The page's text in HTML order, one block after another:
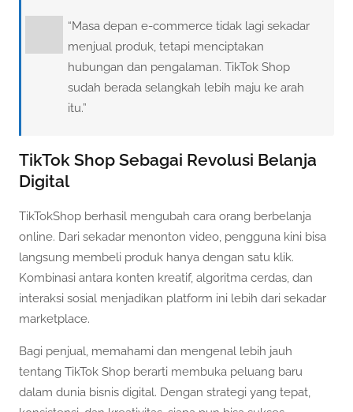
“Masa depan e-commerce tidak lagi sekadar
menjual produk, tetapi menciptakan
hubungan dan pengalaman. TikTok Shop
sudah berada selangkah lebih maju ke arah
itu.”
TikTok Shop Sebagai Revolusi Belanja
Digital
TikTokShop berhasil mengubah cara orang berbelanja
online. Dari sekadar menonton video, pengguna kini bisa
langsung membeli produk hanya dengan satu klik.
Kombinasi antara konten kreatif, algoritma cerdas, dan
interaksi sosial menjadikan platform ini lebih dari sekadar
marketplace.
Bagi penjual, memahami dan mengenal lebih jauh
tentang TikTok Shop berarti membuka peluang baru
dalam dunia bisnis digital. Dengan strategi yang tepat,